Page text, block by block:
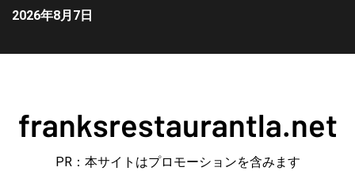
2026年8月7日
franksrestaurantla.net
PR：本サイトはプロモーションを含みます